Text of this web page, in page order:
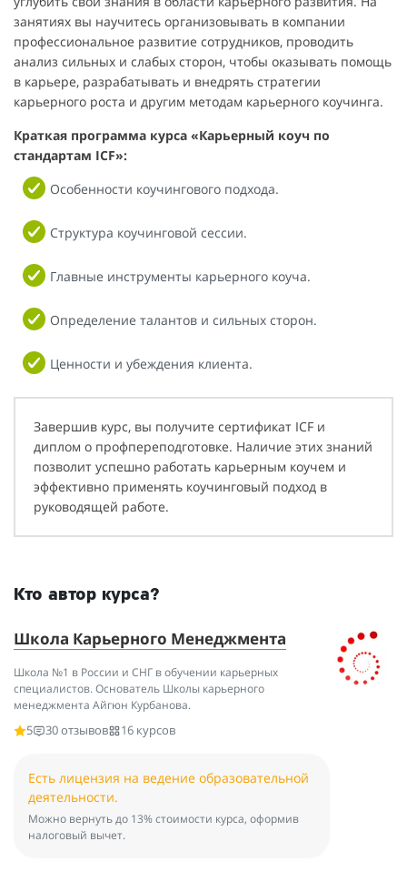
занятиях вы научитесь организовывать в компании
профессиональное развитие сотрудников, проводить
анализ сильных и слабых сторон, чтобы оказывать помощь
в карьере, разрабатывать и внедрять стратегии
карьерного роста и другим методам карьерного коучинга.
Краткая программа курса «Карьерный коуч по
стандартам ICF»:
Особенности коучингового подхода.
Структура коучинговой сессии.
Главные инструменты карьерного коуча.
Определение талантов и сильных сторон.
Ценности и убеждения клиента.
Завершив курс, вы получите сертификат ICF и
диплом о профпереподготовке. Наличие этих знаний
позволит успешно работать карьерным коучем и
эффективно применять коучинговый подход в
руководящей работе.
Кто автор курса?
Школа Карьерного Менеджмента
Школа №1 в России и СНГ в обучении карьерных
специалистов. Основатель Школы карьерного
менеджмента Айгюн Курбанова.
5
30 отзывов 16 курсов
Есть лицензия на ведение образовательной
деятельности.
Можно вернуть до 13% стоимости курса, оформив
налоговый вычет.